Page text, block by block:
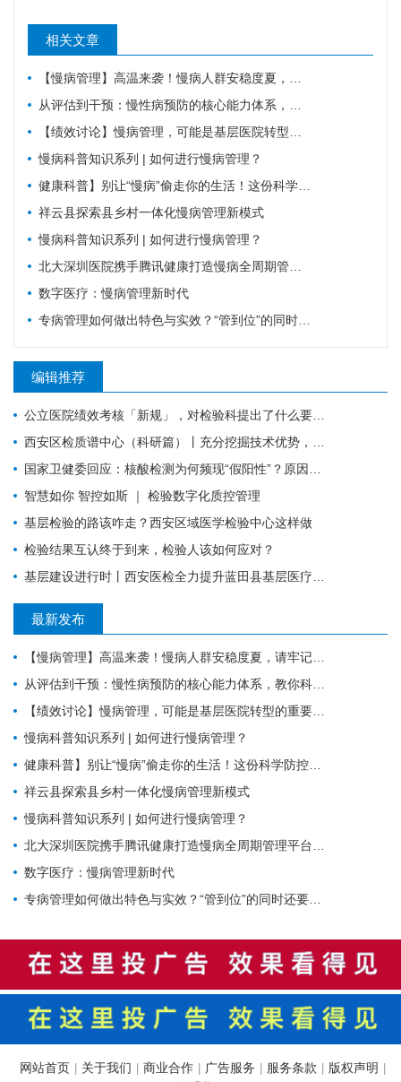
相关文章
【慢病管理】高温来袭！慢病人群安稳度夏，请牢记这6件事。
从评估到干预：慢性病预防的核心能力体系，教你科学管理健康
【绩效讨论】慢病管理，可能是基层医院转型的重要入口？！
慢病科普知识系列 | 如何进行慢病管理？
健康科普】别让“慢病”偷走你的生活！这份科学防控指南请收好
祥云县探索县乡村一体化慢病管理新模式
慢病科普知识系列 | 如何进行慢病管理？
北大深圳医院携手腾讯健康打造慢病全周期管理平台，已落地超百家社康中心
数字医疗：慢病管理新时代
专病管理如何做出特色与实效？“管到位”的同时还要“强内涵”
编辑推荐
公立医院绩效考核「新规」，对检验科提出了什么要求？
西安区检质谱中心（科研篇）丨充分挖掘技术优势，让“临床+科研”一加一大于二
国家卫健委回应：核酸检测为何频现“假阳性”？原因值得所有检验人警惕！
智慧如你 智控如斯 ｜ 检验数字化质控管理
基层检验的路该咋走？西安区域医学检验中心这样做
检验结果互认终于到来，检验人该如何应对？
基层建设进行时丨西安医检全力提升蓝田县基层医疗服务能力
最新发布
【慢病管理】高温来袭！慢病人群安稳度夏，请牢记这6件事。
从评估到干预：慢性病预防的核心能力体系，教你科学管理健康
【绩效讨论】慢病管理，可能是基层医院转型的重要入口？！
慢病科普知识系列 | 如何进行慢病管理？
健康科普】别让“慢病”偷走你的生活！这份科学防控指南请收好
祥云县探索县乡村一体化慢病管理新模式
慢病科普知识系列 | 如何进行慢病管理？
北大深圳医院携手腾讯健康打造慢病全周期管理平台，已落地超百家社康中心
数字医疗：慢病管理新时代
专病管理如何做出特色与实效？“管到位”的同时还要“强内涵”
网站首页 关于我们 商业合作 广告服务 服务条款 版权声明